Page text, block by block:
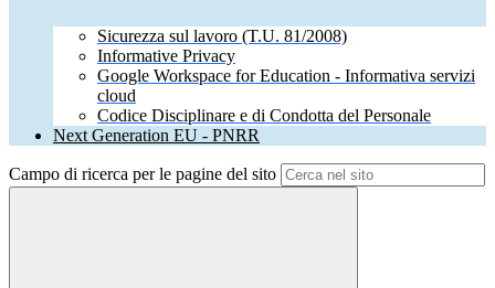
Sicurezza sul lavoro (T.U. 81/2008)
Informative Privacy
Google Workspace for Education - Informativa servizi
cloud
Codice Disciplinare e di Condotta del Personale
Next Generation EU - PNRR
Campo di ricerca per le pagine del sito